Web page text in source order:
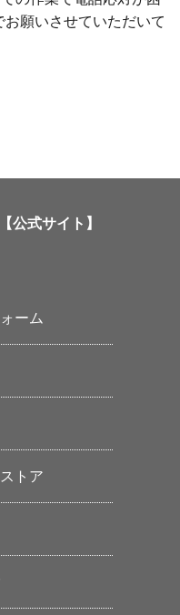
願いさせていただいて
公式サイト】
ーム
トア